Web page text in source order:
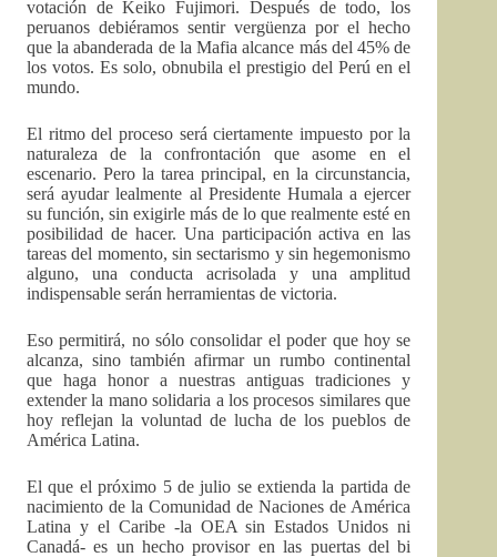
votación de Keiko Fujimori. Después de todo, los
peruanos debiéramos sentir vergüenza por el hecho
que la abanderada de la Mafia alcance más del 45% de
los votos. Es solo, obnubila el prestigio del Perú en el
mundo.
El ritmo del proceso será ciertamente impuesto por la
naturaleza de la confrontación que asome en el
escenario. Pero la tarea principal, en la circunstancia,
será ayudar lealmente al Presidente Humala a ejercer
su función, sin exigirle más de lo que realmente esté en
posibilidad de hacer. Una participación activa en las
tareas del momento, sin sectarismo y sin hegemonismo
alguno, una conducta acrisolada y una amplitud
indispensable serán herramientas de victoria.
Eso permitirá, no sólo consolidar el poder que hoy se
alcanza, sino también afirmar un rumbo continental
que haga honor a nuestras antiguas tradiciones y
extender la mano solidaria a los procesos similares que
hoy reflejan la voluntad de lucha de los pueblos de
América Latina.
El que el próximo 5 de julio se extienda la partida de
nacimiento de la Comunidad de Naciones de América
Latina y el Caribe -la OEA sin Estados Unidos ni
Canadá- es un hecho provisor en las puertas del bi